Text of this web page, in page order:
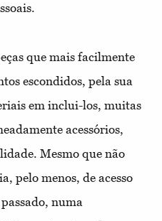
que mais facilmente
escondidos, pela sua
em inclui-los, muitas
acessórios,
Mesmo que não
pelo menos, de acesso
numa